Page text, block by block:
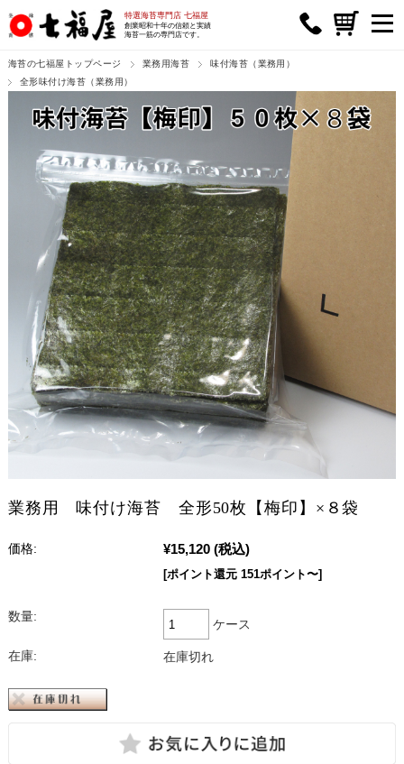
特選海苔専門店 七福屋
創業昭和十年の信頼と実績
海苔一筋の専門店です。
海苔の七福屋トップページ 業務用海苔
味付海苔（業務用）
全形味付け海苔（業務用）
業務用 味付け海苔 全形50枚【梅印】×８袋
価格: ¥15,120 (税込)
[ポイント還元 151ポイント〜]
数量:
ケース
在庫: 在庫切れ